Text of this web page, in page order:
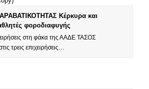
Κέρκυρα και
φοροδιαφυγής
στη φάκα της ΑΑΔΕ ΤΑΣΟΣ
τρεις επιχειρήσεις…